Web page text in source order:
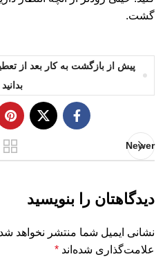
گشت.
بدانید
Newer
دیدگاهتان را بنویسید
نشانی ایمیل شما منتشر نخواهد
علامت‌گذاری شده‌اند *